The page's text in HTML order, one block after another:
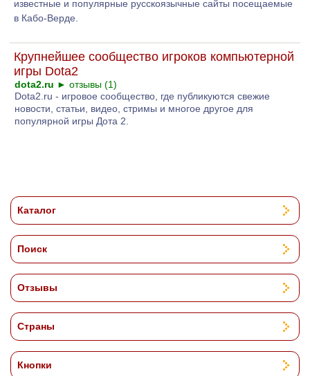
известные и популярные русскоязычные сайты посещаемые
в Кабо-Верде.
Крупнейшее сообщество игроков компьютерной
игры Dota2
dota2.ru ► отзывы (1)
Dota2.ru - игровое сообщество, где публикуются свежие
новости, статьи, видео, стримы и многое другое для
популярной игры Дота 2.
Каталог
Поиск
Отзывы
Страны
Кнопки